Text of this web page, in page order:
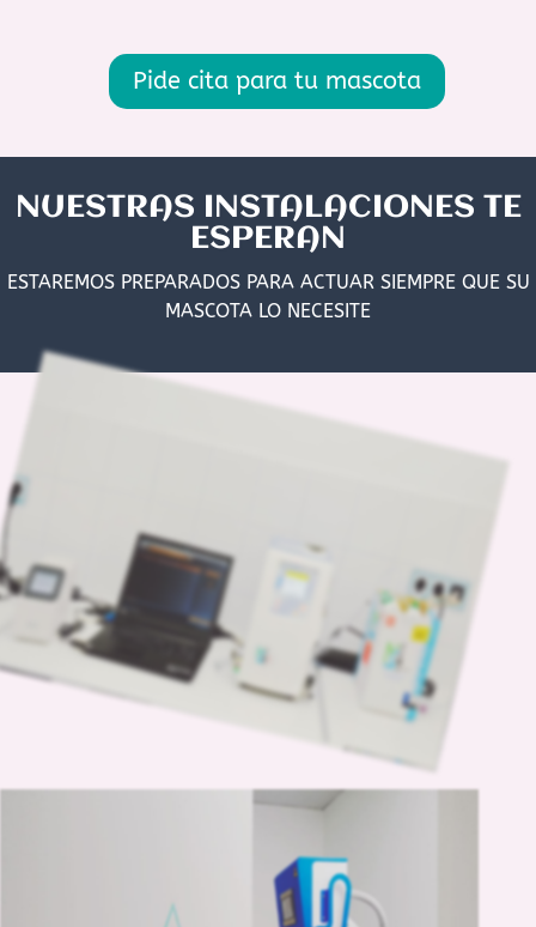
Pide cita para tu mascota
NUESTRAS INSTALACIONES TE
ESPERAN
ESTAREMOS PREPARADOS PARA ACTUAR SIEMPRE QUE SU
MASCOTA LO NECESITE